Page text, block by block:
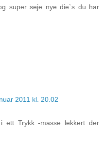
super seje nye die`s du har
2011 kl. 20.02
ett Trykk -masse lekkert der